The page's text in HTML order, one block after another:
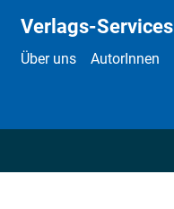
Verlags-Services
Über uns AutorInnen